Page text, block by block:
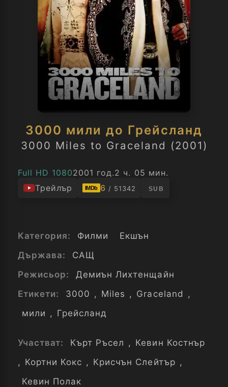
3000 мили до Грейсланд
3000 Miles to Graceland (2001)
Full HD 10802001 год.2 ч. 05 мин.
Трейлър
IMDb 6 / 51342 SUB
Категория: Филми
Екшън
Държава:
САЩ
Режисьор:
Демиън Лихтенщайн
Етикети:
3000 , Miles , Graceland ,
мили , Грейсланд
Участват: Кърт Ръсел , Кевин Костнър
, Кортни Кокс , Крисчън Слейтър ,
Кевин Полак